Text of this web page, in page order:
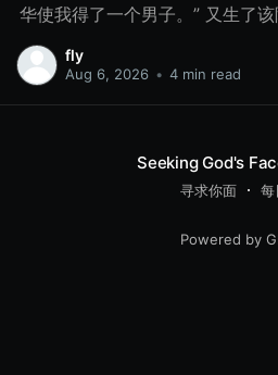
华使我得了一个男子。” 又生了
羊的，该隐是种地的。 有一日，
献给耶和华， 亚伯也将他羊群中
为什么发怒呢？你为什么变了脸
蒙悦纳？你若行得不好，罪就伏
却要制伏它。” 该隐与他兄弟亚
隐起来打他兄弟亚伯，把他杀了
里向我哀告。 8月15日 不可杀人
弟的血有声音从地里向我哀告。
fly
Aug 6, 2026 • 4 min read
Seeking God's
寻求你面 每
Powered by